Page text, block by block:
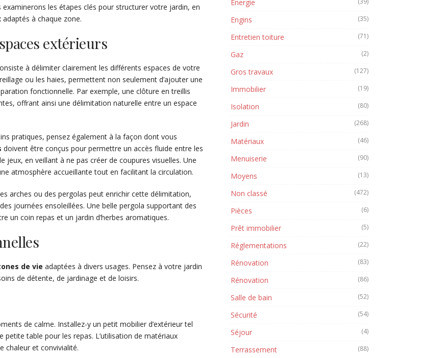
les étapes clés pour structurer votre jardin, en
à chaque zone.
extérieurs
à délimiter clairement les différents espaces de votre
ou les haies, permettent non seulement d’ajouter une
fonctionnelle. Par exemple, une clôture en treillis
offrant ainsi une délimitation naturelle entre un espace
pratiques, pensez également à la façon dont vous
doivent être conçus pour permettre un accès fluide entre les
jeux, en veillant à ne pas créer de coupures visuelles. Une
atmosphère accueillante tout en facilitant la circulation.
arches ou des pergolas peut enrichir cette délimitation,
journées ensoleillées. Une belle pergola supportant des
un coin repas et un jardin d’herbes aromatiques.
de vie adaptées à divers usages. Pensez à votre jardin
de détente, de jardinage et de loisirs.
de calme. Installez-y un petit mobilier d’extérieur tel
table pour les repas. L’utilisation de matériaux
chaleur et convivialité.
Energie
Engins (35)
Entretien toiture (71)
Gaz (2)
Gros travaux (127)
Immobilier (19)
Isolation (80)
Jardin (268)
Matériaux (46)
Menuiserie (90)
Moyens (13)
Non classé (472)
Pièces (6)
Prêt immobilier (5)
Réglementations (22)
Rénovation (83)
Rénovation (86)
Salle de bain (52)
Sécurité (54)
Séjour (4)
Terrassement (88)